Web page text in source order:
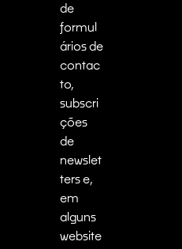
de
formul
ários de
contac
to,
subscri
ções
de
newslet
ters e,
em
alguns
website